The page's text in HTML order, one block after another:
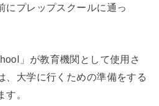
にプレップスクールに通っ
」が教育機関として使用さ
、大学に行くための準備をする
。